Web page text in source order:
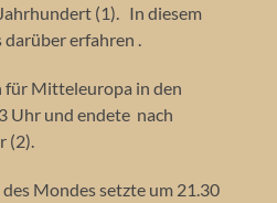
(1). In diesem
erfahren .
für Mitteleuropa in den
Uhr und endete nach
(2).
Mondes setzte um 21.30